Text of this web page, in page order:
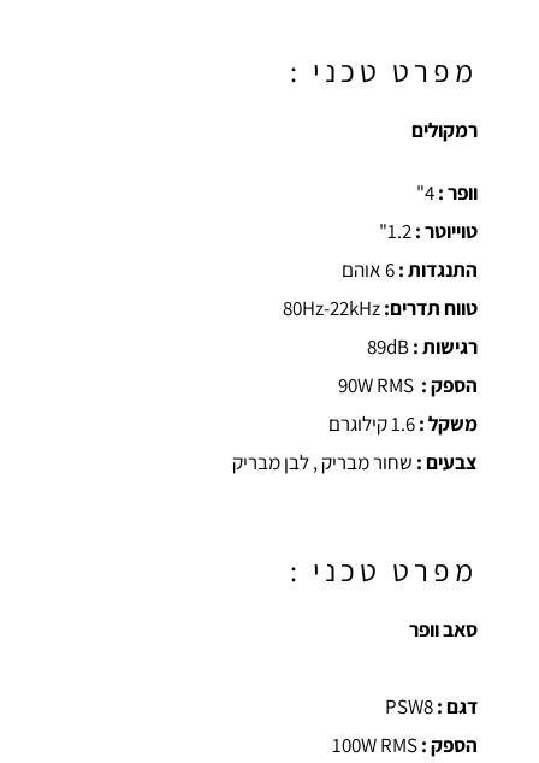
מפרט טכני :
רמקולים
וופר :
טוייוטר :
התנגדות :
טווח תדרים:
רגישות :
הספק :
משקל :
צבעים : שחור מבריק , לבן מבריק
מפרט טכני :
סאב וופר
דגם :
הספק :